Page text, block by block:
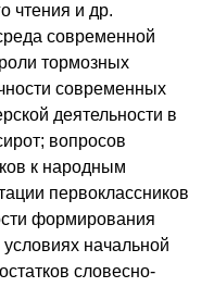
чтения и др.
современной
тормозных
современных
деятельности в
вопросов
к народным
первоклассников
формирования
начальной
словесно-